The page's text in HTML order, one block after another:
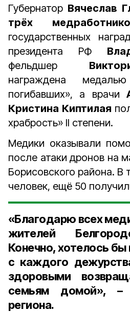
Губернатор Вячеслав
трёх
государственных
президента РФ
фельдшер
награждена
погибавших», а врачи
Кристина Киптилая
храбрость» II степени.
Медики оказывали
после атаки дронов на
Борисовского района. В
человек, ещё 50
«Благодарю всех
жителей
Конечно, хотелось
с каждого
здоровыми
семьям домой», –
региона.